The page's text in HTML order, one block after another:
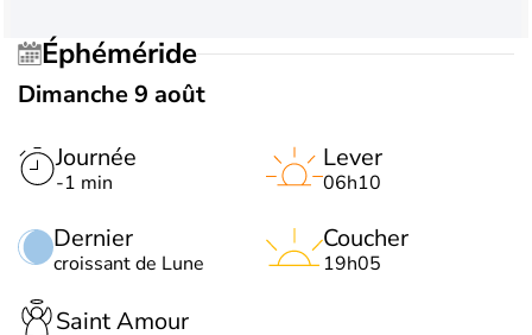
Éphéméride
Dimanche 9 août
Journée
-1 min
Dernier
croissant de Lune
Lever
06h10
Coucher
19h05
Saint Amour